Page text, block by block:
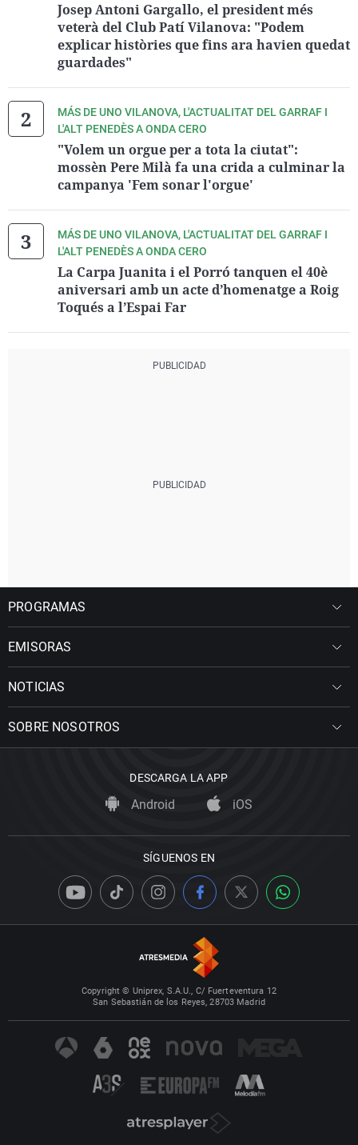
Josep Antoni Gargallo, el president més
veterà del Club Patí Vilanova: "Podem
explicar històries que fins ara havien quedat
guardades"
MÁS DE UNO VILANOVA, L'ACTUALITAT DEL GARRAF I
L'ALT PENEDÈS A ONDA CERO
"Volem un orgue per a tota la ciutat":
mossèn Pere Milà fa una crida a culminar la
campanya 'Fem sonar l'orgue'
MÁS DE UNO VILANOVA, L'ACTUALITAT DEL GARRAF I
L'ALT PENEDÈS A ONDA CERO
La Carpa Juanita i el Porró tanquen el 40è
aniversari amb un acte d’homenatge a Roig
Toqués a l’Espai Far
PROGRAMAS
EMISORAS
NOTICIAS
SOBRE NOSOTROS
DESCARGA LA APP
Android iOS
SÍGUENOS EN
Copyright © Uniprex, S.A.U., C/ Fuerteventura 12
San Sebastián de los Reyes, 28703 Madrid